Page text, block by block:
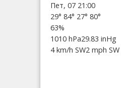
Пет, 07 21:00
29° 84° 27° 80°
63%
1010 hPa29.83 inHg
4 km/h SW2 mph SW